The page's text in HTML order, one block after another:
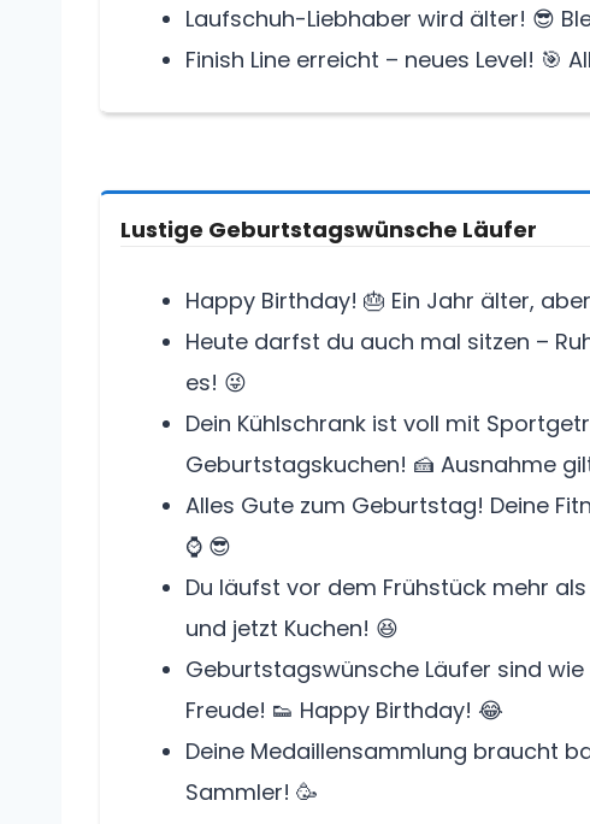
Laufschuh-Liebhaber wird älter! 😎
Finish Line erreicht – neues Level! 🎯
Lustige Geburtstagswünsche Läufer
Happy Birthday! 🎂 Ein Jahr älter,
Heute darfst du auch mal sitzen –
es! 😜
Dein Kühlschrank ist voll mit
Geburtstagskuchen! 🍰 Ausnahme
Alles Gute zum Geburtstag! Deine
⌚ 😎
Du läufst vor dem Frühstück mehr
und jetzt Kuchen! 😆
Geburtstagswünsche Läufer sind
Freude! 👟 Happy Birthday! 😂
Deine Medaillensammlung braucht
Sammler! 🥳